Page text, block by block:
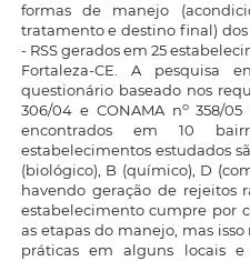
formas de manejo
tratamento e destino final) dos
- RSS gerados em 25
Fortaleza-CE. A pesquisa
questionário baseado nos
306/04 e CONAMA no358/05
encontrados em 10
estabelecimentos estudados
(biológico), B (químico), D
havendo geração de rejeitos
estabelecimento cumpre por
as etapas do manejo, mas
práticas em alguns locais